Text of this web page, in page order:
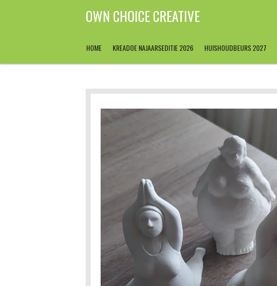
OWN CHOICE CREATIVE
HOME KREADOE NAJAARSEDITIE 2026 HUISHOUDBEURS 2027